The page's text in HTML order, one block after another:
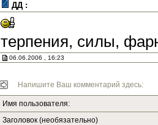
ДД :
терпения, силы,
06.06.2006 , 16:23
Напишите Ваш комментарий здесь:
Имя пользователя:
Заголовок (необязательно)